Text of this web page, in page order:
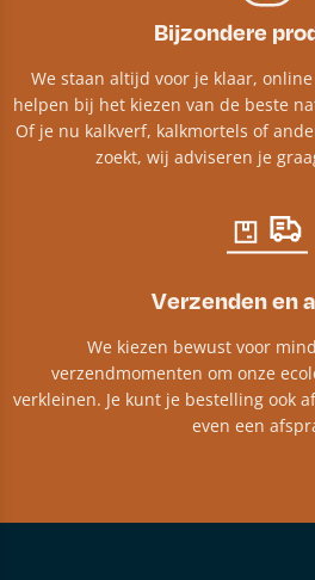
Bijzondere
We staan altijd voor je klaar,
helpen bij het kiezen van de beste
Of je nu kalkverf, kalkmortels of
zoekt, wij adviseren je
Verzenden en
We kiezen bewust voor
verzendmomenten om onze
verkleinen. Je kunt je bestelling ook
even een